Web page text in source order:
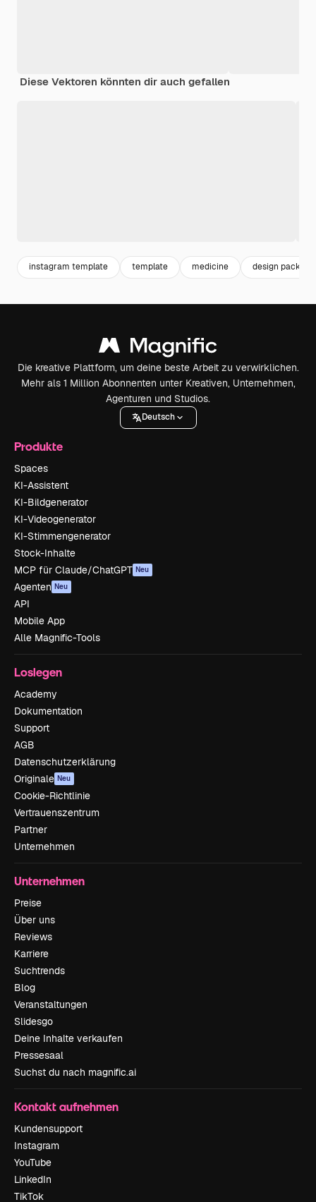
Diese Vektoren könnten dir auch gefallen
instagram template template medicine design pack
Die kreative Plattform, um deine beste Arbeit zu verwirklichen.
Mehr als 1 Million Abonnenten unter Kreativen, Unternehmen,
Agenturen und Studios.
Deutsch
Produkte
Spaces
KI-Assistent
KI-Bildgenerator
KI-Videogenerator
KI-Stimmengenerator
Stock-Inhalte
MCP für Claude/ChatGPT Neu
Agenten Neu
API
Mobile App
Alle Magnific-Tools
Loslegen
Academy
Dokumentation
Support
AGB
Datenschutzerklärung
Originale Neu
Cookie-Richtlinie
Vertrauenszentrum
Partner
Unternehmen
Unternehmen
Preise
Über uns
Reviews
Karriere
Suchtrends
Blog
Veranstaltungen
Slidesgo
Deine Inhalte verkaufen
Pressesaal
Suchst du nach magnific.ai
Kontakt aufnehmen
Kundensupport
Instagram
YouTube
LinkedIn
TikTok